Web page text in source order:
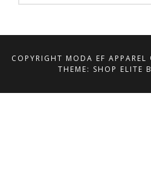
COPYRIGHT MODA EF APPAREL
THEME: SHOP ELITE